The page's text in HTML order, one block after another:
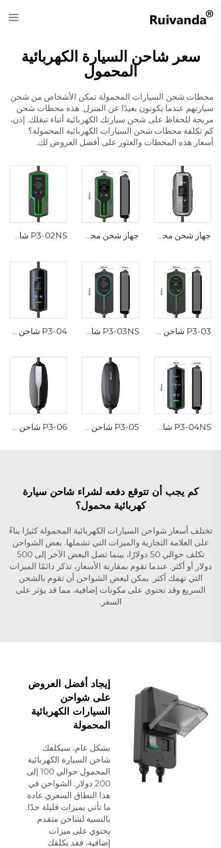
سعر شاحن السيارة الكهربائية
المحمول
محطات شحن السيارات المحمولة تمكن الأشخاص من شحن
سيارتهم عندما يكونون بعيدًا عن المنزل. هذه محطات شحن
مريحة للحفاظ على شحن سيارتك الكهربائية أثناء تنقلك. إذن،
كم تكلفة محطات شحن السيارات الكهربائية المحمولة؟
أسعار هذه المحطات والعثور على أفضل العروض لك.
جهاز شحن محمول P3-01 لمركبات EV جهاز شحن محمول P3-02 لمركبات EV P3-02NS شاحن محمول لسيارات EV
P3-03 شاحن محمول لسيارات EV P3-03NS شاحن محمول لسيارات EV P3-04 شاحن محمول لسيارات EV
P3-04NS شاحن محمول لسيارات EV P3-05 شاحن محمول لسيارات EV P3-06 شاحن محمول لسيارات EV
كم يجب أن تتوقع دفعه لشراء شاحن سيارة
كهربائية محمول؟
تختلف أسعار شواحن السيارات الكهربائية المحمولة كثيرًا بناءً
على العلامة التجارية والميزات التي تشملها. بعض الشواحن
تكلف حوالي 50 دولارًا، بينما تصل البعض الآخر إلى 500
دولار أو أكثر. عندما تقوم بمقارنة الأسعار، تذكر دائمًا الميزات
التي تهمك أكثر. يمكن لبعض الشواحن أن تقوم بالشحن
السريع وقد تحتوي على مكونات إضافية، مما قد يؤثر على
السعر.
إيجاد أفضل العروض
على شواحن
السيارات الكهربائية
المحمولة
بشكل عام، سيكلفك
شاحن السيارة الكهربائية
المحمول حوالي 100 إلى
200 دولار. الشواحن في
هذا النطاق السعري عادة
ما تأتي بميزات قليلة جدًا.
بالنسبة لشاحن متقدم
يحتوي على ميزات
إضافية، فقد يكلفك